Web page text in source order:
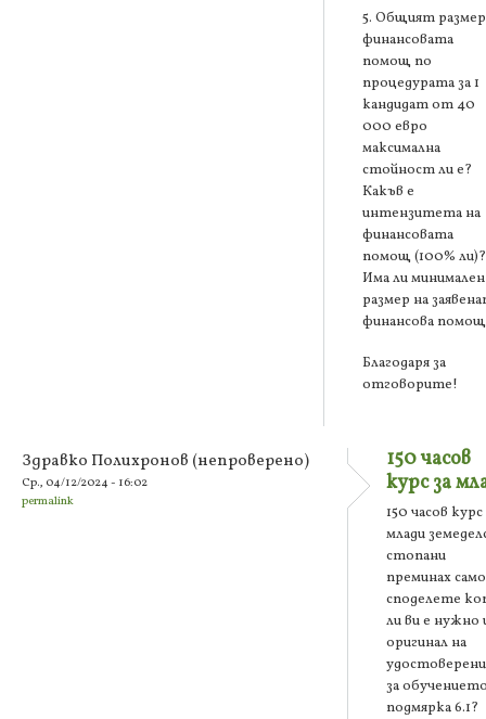
5. Общият
финансовата
помощ по
процедурата за 1
кандидат от 40
000 евро
максимална
стойност ли е?
Какъв е
интензитета на
финансовата
помощ (100% ли)?
Има ли минимален
размер на
финансова
Благодаря за
отговорите!
Здравко Полихронов (непроверено)
Ср., 04/12/2024 - 16:02
permalink
150 часов
курс за
150 часов курс
млади
стопани
преминах само
споделете
ли ви е нужно
оригинал на
за
подмярка 6.1?